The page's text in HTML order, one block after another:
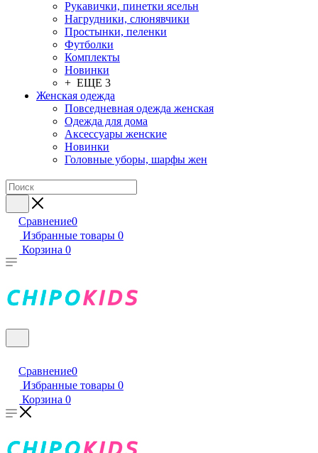
Рукавички, пинетки ясельн
Нагрудники, слюнявчики
Простынки, пеленки
Футболки
Комплекты
Новинки
+ ЕЩЕ 3
Женская одежда
Повседневная одежда женская
Одежда для дома
Аксессуары женские
Новинки
Головные уборы, шарфы жен
Сравнение0
Избранные товары 0
Корзина 0
Сравнение0
Избранные товары 0
Корзина 0